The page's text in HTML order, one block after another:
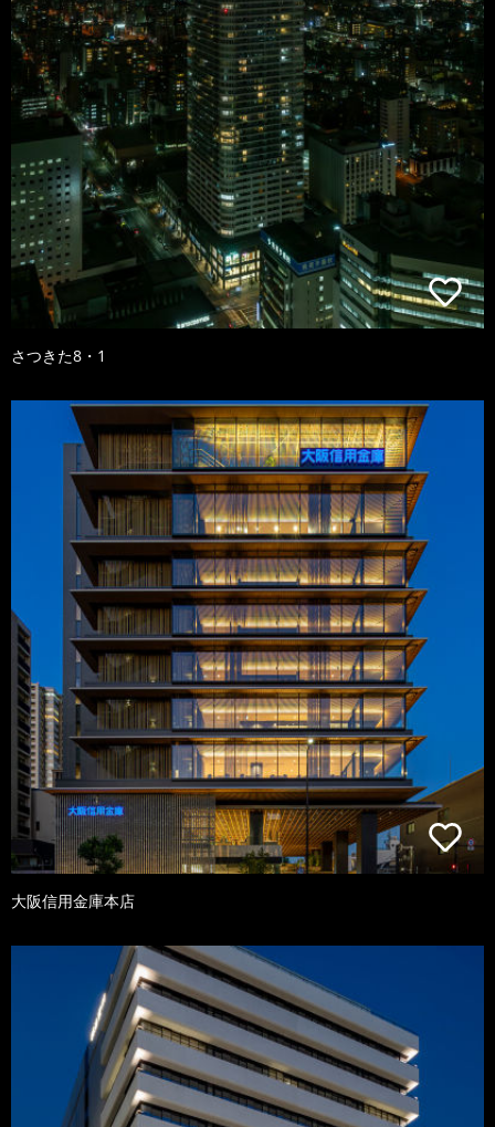
さつきた8・1
大阪信用金庫本店